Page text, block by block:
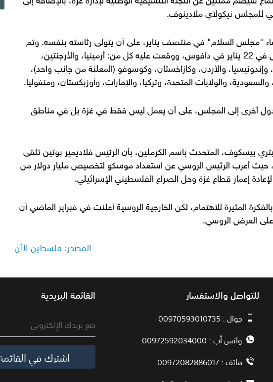
للمجلس نيكولاي ملادينوف.
"مجلس السلام" في منتصف يناير، على أن يتولى رئاسته بنفسه. وتم
التصديق على ميثاق المجلس في 22 يناير في دافوس، ووقعت عليه كل من: أرمينيا، والأرجنتين،
وإندونيسيا، والأردن، وكازاخستان، وكوسوفو (المعلنة من جانب واحد)،
والولايات المتحدة، وتركيا، والإمارات، وأوزبكستان، ومنغوليا.
أخرى إلى المجلس، على أن يعمل ليس فقط في غزة بل في مناطق
بيسكوف، المتحدث باسم الكرملين، بأن الرئيس فلاديمير بوتين تلقى
حيث أعرب الرئيس الروسي عن استعداد موسكو لتخصيص مليار دولار من
إعمار قطاع غزة وحل الصراع الفلسطيني الإسرائيلي.
المثيرة للاهتمام، لكن الخارجية الروسية أعلنت في فبراير الماضي أن
على العرض الروسي.
المصدر: فلسطين الآن
للتواصل والاستفسار
جوال : 00970593010735
واتس أب : 00972592034000
هاتف : 00972082886017
القائمة البريدية
اشترك في